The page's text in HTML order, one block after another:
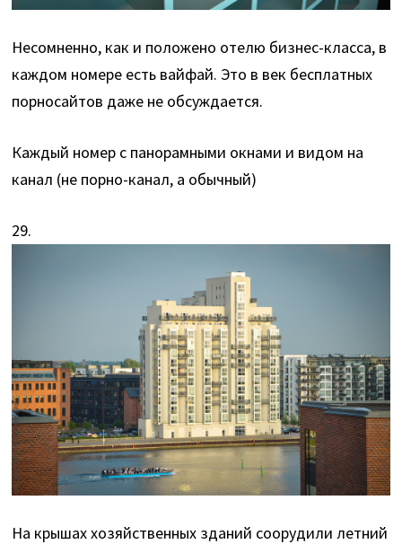
Несомненно, как и положено отелю бизнес-класса, в
каждом номере есть вайфай. Это в век бесплатных
порносайтов даже не обсуждается.
Каждый номер с панорамными окнами и видом на
канал (не порно-канал, а обычный)
29.
На крышах хозяйственных зданий соорудили летний